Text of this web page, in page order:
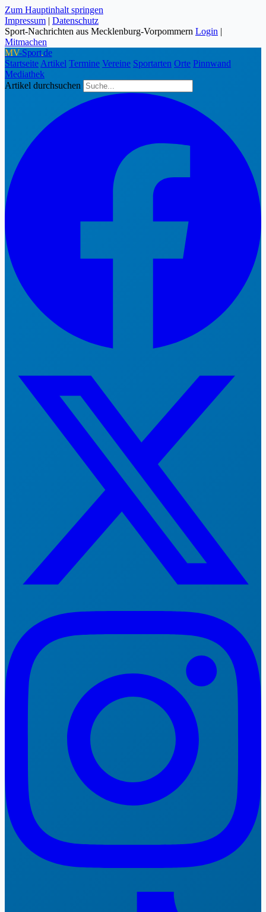
Zum Hauptinhalt springen
Impressum | Datenschutz
Sport-Nachrichten aus Mecklenburg-Vorpommern Login |
Mitmachen
MV-Sport.de
Startseite Artikel Termine Vereine Sportarten Orte Pinnwand
Mediathek
Artikel durchsuchen